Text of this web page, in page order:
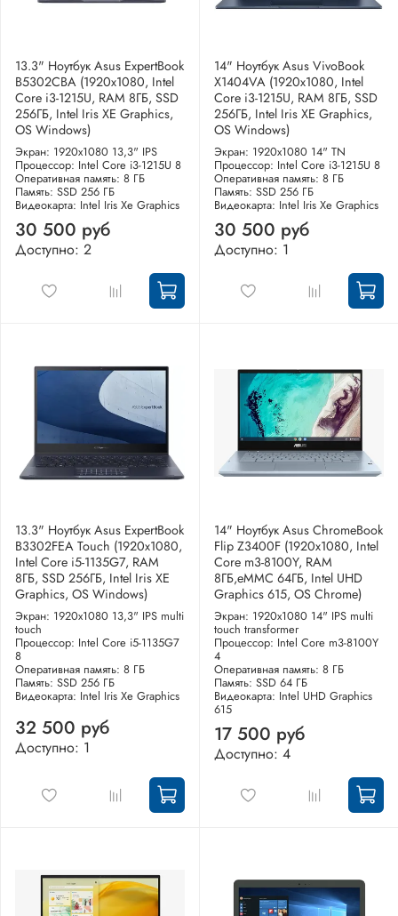
13.3" Ноутбук Asus ExpertBook
B5302CBA (1920x1080, Intel
Core i3-1215U, RAM 8ГБ, SSD
256ГБ, Intel Iris XE Graphics,
OS Windows)
Экран: 1920x1080 13,3" IPS
Процессор: Intel Core i3-1215U 8
Оперативная память: 8 ГБ
Память: SSD 256 ГБ
Видеокарта: Intel Iris Xe Graphics
30 500 руб
Доступно: 2
14" Ноутбук Asus VivoBook
X1404VA (1920x1080, Intel
Core i3-1215U, RAM 8ГБ, SSD
256ГБ, Intel Iris XE Graphics,
OS Windows)
Экран: 1920x1080 14" TN
Процессор: Intel Core i3-1215U 8
Оперативная память: 8 ГБ
Память: SSD 256 ГБ
Видеокарта: Intel Iris Xe Graphics
30 500 руб
Доступно: 1
13.3" Ноутбук Asus ExpertBook
B3302FEA Touch (1920x1080,
Intel Core i5-1135G7, RAM
8ГБ, SSD 256ГБ, Intel Iris XE
Graphics, OS Windows)
Экран: 1920x1080 13,3" IPS multi
touch
Процессор: Intel Core i5-1135G7
8
Оперативная память: 8 ГБ
Память: SSD 256 ГБ
Видеокарта: Intel Iris Xe Graphics
32 500 руб
Доступно: 1
14" Ноутбук Asus ChromeBook
Flip Z3400F (1920x1080, Intel
Core m3-8100Y, RAM
8ГБ,eMMC 64ГБ, Intel UHD
Graphics 615, OS Chrome)
Экран: 1920x1080 14" IPS multi
touch transformer
Процессор: Intel Core m3-8100Y
4
Оперативная память: 8 ГБ
Память: SSD 64 ГБ
Видеокарта: Intel UHD Graphics
615
17 500 руб
Доступно: 4